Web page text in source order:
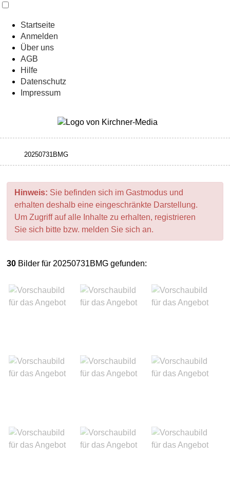
Startseite
Anmelden
Über uns
AGB
Hilfe
Datenschutz
Impressum
Hinweis: Sie befinden sich im Gastmodus und
erhalten deshalb eine eingeschränkte Darstellung.
Um Zugriff auf alle Inhalte zu erhalten, registrieren
Sie sich bitte bzw. melden Sie sich an.
30 Bilder für 20250731BMG gefunden: